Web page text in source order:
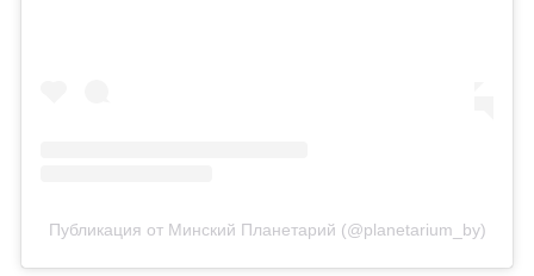
Публикация от Минский Планетарий (@planetarium_by)